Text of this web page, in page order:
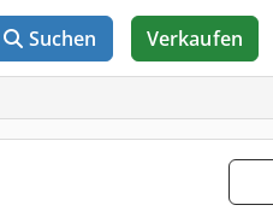
Suchen Verkaufen